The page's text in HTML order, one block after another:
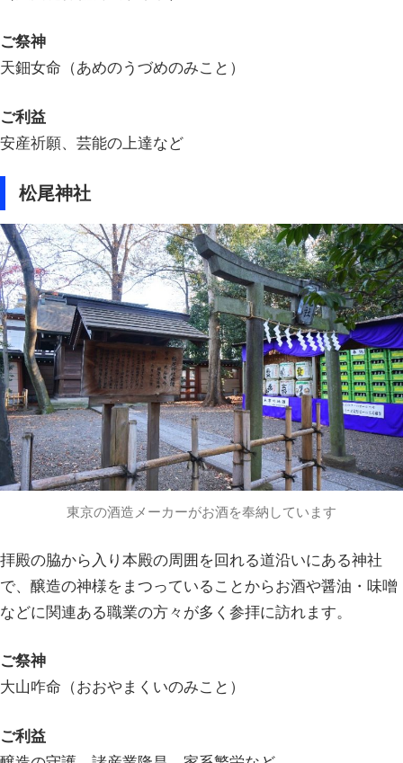
ご祭神
天鈿女命（あめのうづめのみこと）
ご利益
安産祈願、芸能の上達など
松尾神社
東京の酒造メーカーがお酒を奉納しています
拝殿の脇から入り本殿の周囲を回れる道沿いにある神社
で、醸造の神様をまつっていることからお酒や醤油・味噌
などに関連ある職業の方々が多く参拝に訪れます。
ご祭神
大山咋命（おおやまくいのみこと）
ご利益